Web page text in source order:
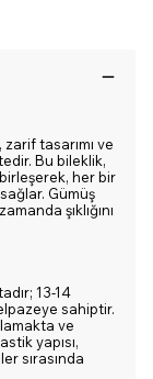
tasarımı ve
Bu bileklik,
her bir
Gümüş
şıklığını
13-14
sahiptir.
ve
yapısı,
sırasında